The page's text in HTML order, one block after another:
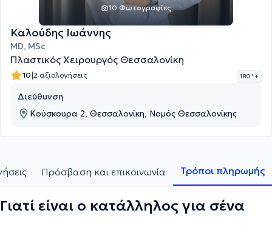
10 Φωτογραφίες
Καλούδης Ιωάννης
MD, MSc
Πλαστικός Χειρουργός Θεσσαλονίκη
10|2 αξιολογήσεις 180 ' +
Διεύθυνση
Κούσκουρα 2, Θεσσαλονίκη, Νομός Θεσσαλονίκης
Πρόσβαση και επικοινωνία Τρόποι πληρωμής
Γιατί είναι ο κατάλληλος για σένα